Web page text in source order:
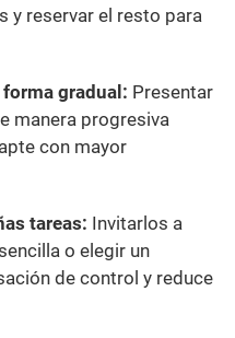
y reservar el resto para
gradual: Presentar
manera progresiva
con mayor
tareas: Invitarlos a
o elegir un
de control y reduce